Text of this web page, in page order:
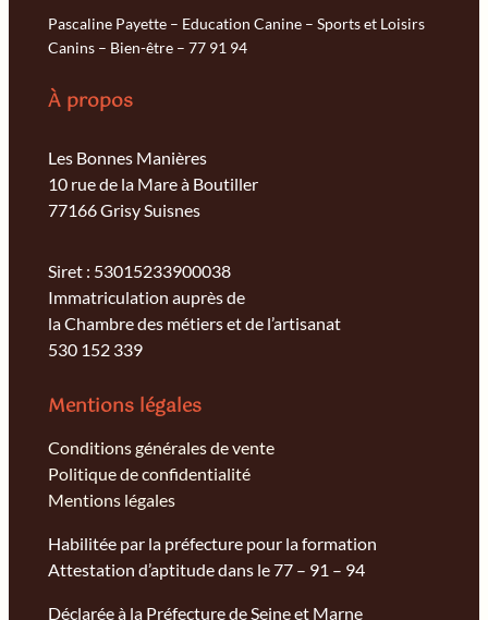
Pascaline Payette – Education Canine – Sports et Loisirs
Canins – Bien-être – 77 91 94
À propos
Les Bonnes Manières
10 rue de la Mare à Boutiller
77166 Grisy Suisnes
Siret : 53015233900038
Immatriculation auprès de
la Chambre des métiers et de l’artisanat
530 152 339
Mentions légales
Conditions générales de vente
Politique de confidentialité
Mentions légales
Habilitée par la préfecture pour la formation
Attestation d’aptitude dans le 77 – 91 – 94
Déclarée à la Préfecture de Seine et Marne